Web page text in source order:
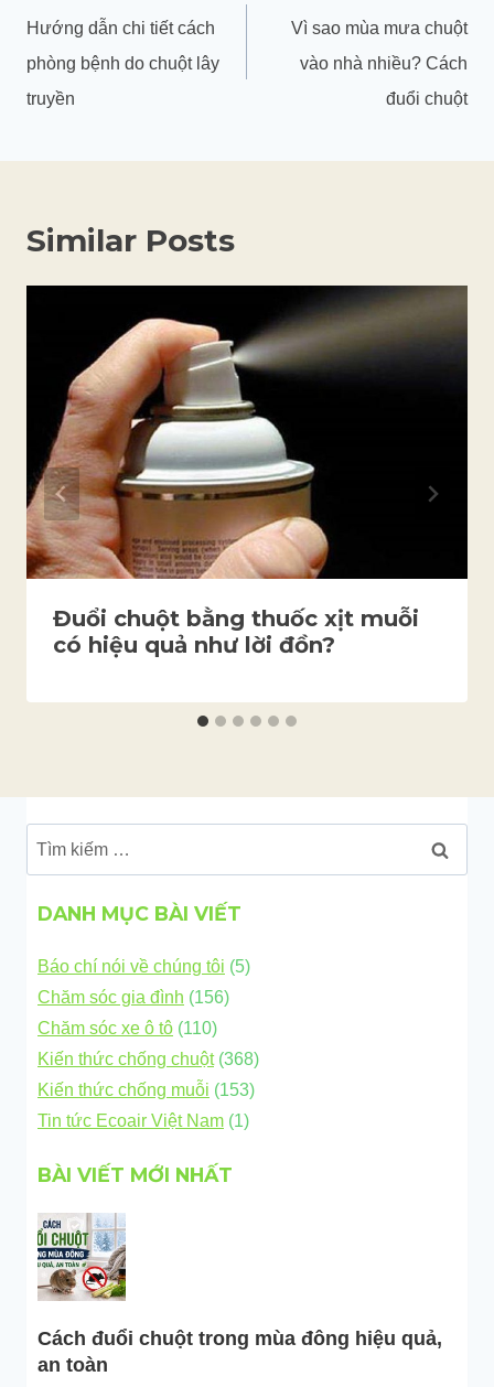
hướng
bài
viết
Hướng dẫn chi tiết cách
phòng bệnh do chuột lây
truyền
Vì sao mùa mưa chuột
vào nhà nhiều? Cách
đuổi chuột
Similar Posts
Đuổi chuột bằng thuốc xịt muỗi
có hiệu quả như lời đồn?
Tìm
kiếm
cho:
DANH MỤC BÀI VIẾT
Báo chí nói về chúng tôi (5)
Chăm sóc gia đình (156)
Chăm sóc xe ô tô (110)
Kiến thức chống chuột(368)
Kiến thức chống muỗi (153)
Tin tức Ecoair Việt Nam (1)
BÀI VIẾT MỚI NHẤT
Cách đuổi chuột trong mùa đông hiệu quả,
an toàn